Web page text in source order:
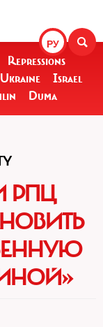
РУ
Repressions
Ukraine
Israel
Duma
РПЦ